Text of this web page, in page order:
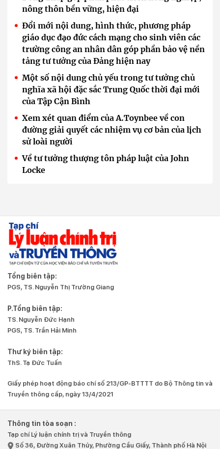
nông thôn bền vững, hiện đại
Đổi mới nội dung, hình thức, phương pháp
giáo dục đạo đức cách mạng cho sinh viên các
trường công an nhân dân góp phần bảo vệ nền
tảng tư tưởng của Đảng hiện nay
Một số nội dung chủ yếu trong tư tưởng chủ
nghĩa xã hội đặc sắc Trung Quốc thời đại mới
của Tập Cận Bình
Xem xét quan điểm của A.Toynbee về con
đường giải quyết các nhiệm vụ cơ bản của lịch
sử loài người
Về tư tưởng thượng tôn pháp luật của John
Locke
Tổng biên tập:
PGS, TS. Nguyễn Thị Trường Giang
P.Tổng biên tập:
TS. Nguyễn Đức Hạnh
PGS, TS. Trần Hải Minh
Thư ký biên tập:
ThS. Tạ Đức Tuấn
Giấy phép hoạt động báo chí số 213/GP-BTTTT do Bộ Thông tin và
Truyền thông cấp, ngày 13/4/2021
Thông tin tòa soạn :
Tạp chí Lý luận chính trị và Truyền thông
Số 36, Đường Xuân Thủy, Phường Cầu Giấy, Thành phố Hà Nội